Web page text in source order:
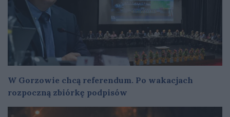
W Gorzowie chcą referendum. Po wakacjach
rozpoczną zbiórkę podpisów